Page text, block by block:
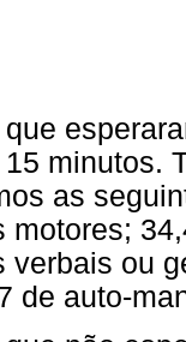
minutos.
as
motores;
verbais ou
de auto-